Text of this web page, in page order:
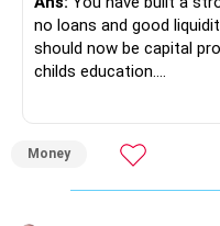
If you redeem after one
tax rates.
You have:
– Tata Mid Cap
– UTI Mid Cap
Again, three funds are
Keep one suitable mid-
no loans and good
should now be capital
childs education.
– Your Rs.1 crore FD
– You have around
Money